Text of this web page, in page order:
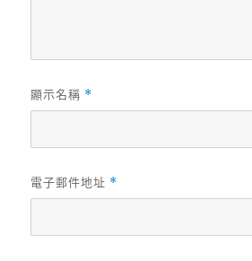
顯示名稱 *
電子郵件地址 *